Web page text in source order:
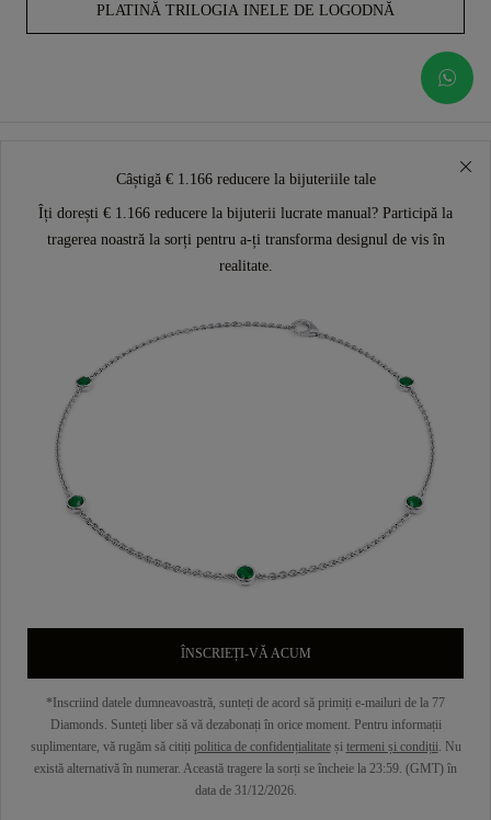
PLATINĂ TRILOGIA INELE DE LOGODNĂ
Câștigă € 1.166 reducere la bijuteriile tale
Îți dorești € 1.166 reducere la bijuterii lucrate manual? Participă la
tragerea noastră la sorți pentru a-ți transforma designul de vis în
realitate.
ÎNSCRIEȚI-VĂ ACUM
*Inscriind datele dumneavoastră, sunteți de acord să primiți e-mailuri de la 77
Diamonds. Sunteți liber să vă dezabonați în orice moment. Pentru informații
suplimentare, vă rugăm să citiți politica de confidențialitateși termeni și condiții. Nu
există alternativă în numerar. Această tragere la sorți se încheie la 23:59. (GMT) în
data de 31/12/2026.